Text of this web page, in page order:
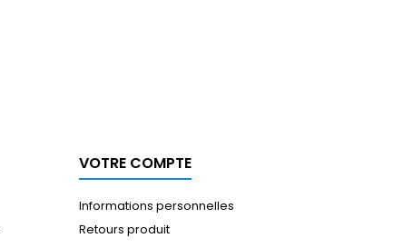
VOTRE COMPTE
Informations personnelles
Retours produit